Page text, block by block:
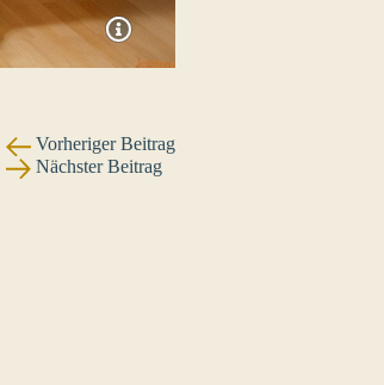
Vorheriger Beitrag
Nächster Beitrag